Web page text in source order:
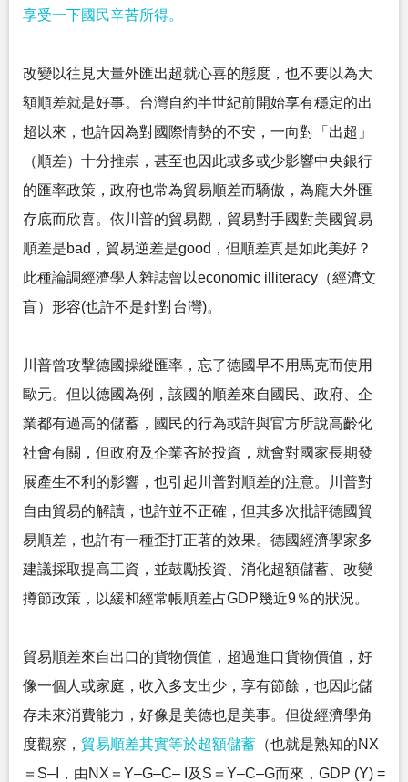
享受一下國民辛苦所得。
改變以往見大量外匯出超就心喜的態度，也不要以為大
額順差就是好事。台灣自約半世紀前開始享有穩定的出
超以來，也許因為對國際情勢的不安，一向對「出超」
（順差）十分推崇，甚至也因此或多或少影響中央銀行
的匯率政策，政府也常為貿易順差而驕傲，為龐大外匯
存底而欣喜。依川普的貿易觀，貿易對手國對美國貿易
順差是bad，貿易逆差是good，但順差真是如此美好？
此種論調經濟學人雜誌曾以economic illiteracy（經濟文
盲）形容(也許不是針對台灣)。
川普曾攻擊德國操縱匯率，忘了德國早不用馬克而使用
歐元。但以德國為例，該國的順差來自國民、政府、企
業都有過高的儲蓄，國民的行為或許與官方所說高齡化
社會有關，但政府及企業吝於投資，就會對國家長期發
展產生不利的影響，也引起川普對順差的注意。川普對
自由貿易的解讀，也許並不正確，但其多次批評德國貿
易順差，也許有一種歪打正著的效果。德國經濟學家多
建議採取提高工資，並鼓勵投資、消化超額儲蓄、改變
撙節政策，以緩和經常帳順差占GDP幾近9％的狀況。
貿易順差來自出口的貨物價值，超過進口貨物價值，好
像一個人或家庭，收入多支出少，享有節餘，也因此儲
存未來消費能力，好像是美德也是美事。但從經濟學角
度觀察， 貿易順差其實等於超額儲蓄 （也就是熟知的NX
＝S‒I，由NX＝Y‒G‒C‒ I及S＝Y‒C‒G而來，GDP (Y) =